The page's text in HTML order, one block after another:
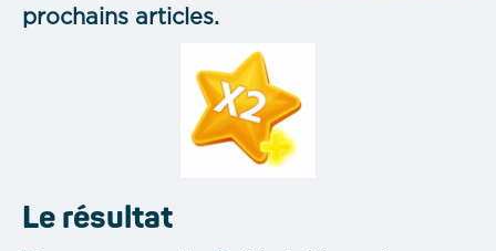
prochains articles.
Le résultat